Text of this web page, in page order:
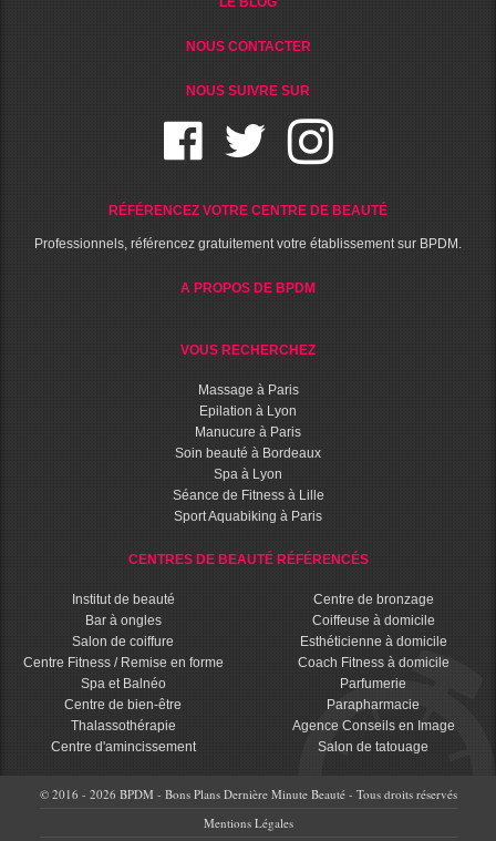
NOUS CONTACTER
NOUS SUIVRE SUR
RÉFÉRENCEZ VOTRE CENTRE DE BEAUTÉ
Professionnels, référencez gratuitement votre établissement sur BPDM.
A PROPOS DE BPDM
VOUS RECHERCHEZ
Massage à Paris
Epilation à Lyon
Manucure à Paris
Soin beauté à Bordeaux
Spa à Lyon
Séance de Fitness à Lille
Sport Aquabiking à Paris
CENTRES DE BEAUTÉ RÉFÉRENCÉS
Institut de beauté
Bar à ongles
Salon de coiffure
Centre Fitness / Remise en forme
Spa et Balnéo
Centre de bien-être
Thalassothérapie
Centre d'amincissement
Centre de bronzage
Coiffeuse à domicile
Esthéticienne à domicile
Coach Fitness à domicile
Parfumerie
Parapharmacie
Agence Conseils en Image
Salon de tatouage
© 2016 - 2026 BPDM - Bons Plans Dernière Minute Beauté - Tous droits réservés
Mentions Légales